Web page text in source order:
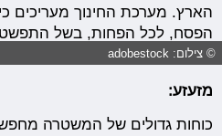
הארץ. מערכת החינוך מעריכים
הפסח, לכל הפחות, בשל
© צילום: adobestock
מזעזע:
כוחות גדולים של המשטרה